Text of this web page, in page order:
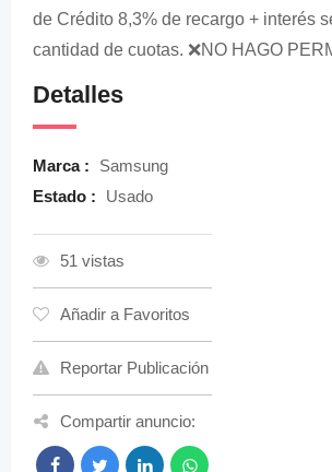
de Crédito 8,3% de recargo + interés
cantidad de cuotas. ❌NO HAGO
Detalles
Marca :
Samsung
Estado :
Usado
51 vistas
Añadir a Favoritos
Reportar Publicación
Compartir anuncio: